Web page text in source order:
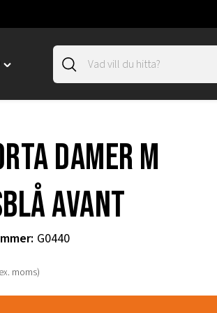
Toggle
damer m
Avant
: G0440
moms)